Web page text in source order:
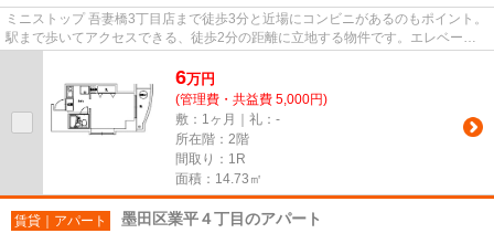
ミニストップ 吾妻橋3丁目店まで徒歩3分と近場にコンビニがあるのもポイント。
駅まで歩いてアクセスできる、徒歩2分の距離に立地する物件です。エレベータ
6万円
(管理費・共益費 5,000円)
敷：1ヶ月｜礼：-
所在階：2階
間取り：1R
面積：14.73㎡
賃貸｜アパート 墨田区業平４丁目のアパート